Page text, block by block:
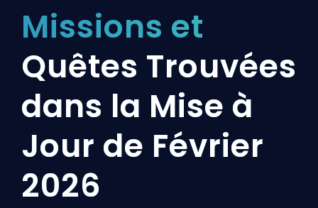
Missions et
Quêtes Trouvées
dans la Mise à
Jour de Février
2026